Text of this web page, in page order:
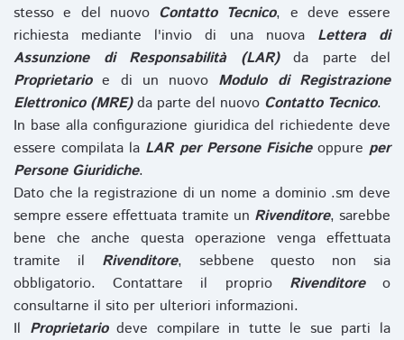
stesso e del nuovo Contatto Tecnico, e deve essere
richiesta mediante l'invio di una nuova Lettera di
Assunzione di Responsabilità (LAR)da parte del
Proprietarioe di un nuovo Modulo di Registrazione
Elettronico (MRE)da parte del nuovo Contatto Tecnico.
In base alla configurazione giuridica del richiedente deve
essere compilata la LAR per Persone Fisicheoppure per
Persone Giuridiche.
Dato che la registrazione di un nome a dominio .sm deve
sempre essere effettuata tramite un Rivenditore, sarebbe
bene che anche questa operazione venga effettuata
tramite il Rivenditore, sebbene questo non sia
obbligatorio. Contattare il proprio Rivenditoreo
consultarne il sito per ulteriori informazioni.
Il Proprietariodeve compilare in tutte le sue parti la